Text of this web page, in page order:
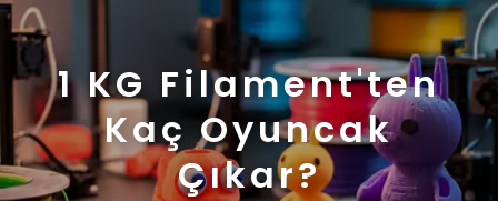
1 KG Filament'ten
Kaç Oyuncak
Çıkar?